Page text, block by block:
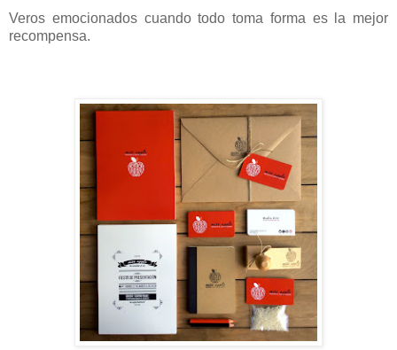
Veros emocionados cuando todo toma forma es la mejor
recompensa.